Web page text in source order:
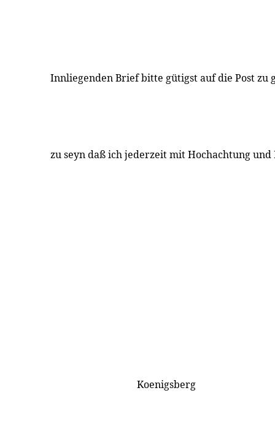
Innliegenden Brief bitte gütigst auf die Post zu
zu seyn daß ich jederzeit mit Hochachtung und
Koenigsberg